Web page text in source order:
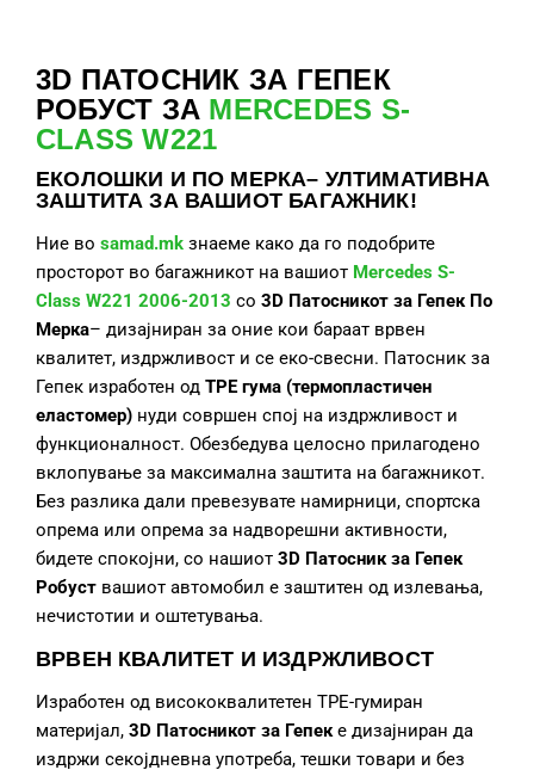
3D ПАТОСНИК ЗА ГЕПЕК
РОБУСТ ЗА MERCEDES S-
CLASS W221
ЕКОЛОШКИ И ПО МЕРКА– УЛТИМАТИВНА
ЗАШТИТА ЗА ВАШИОТ БАГАЖНИК!
Ние во samad.mk знаеме како да го подобрите
просторот во багажникот на вашиот Mercedes S-
Class W221 2006-2013 со 3D Патосникот за Гепек По
Мерка– дизајниран за оние кои бараат врвен
квалитет, издржливост и се еко-свесни. Патосник за
Гепек изработен од TPE гума (термопластичен
еластомер) нуди совршен спој на издржливост и
функционалност. Обезбедува целосно прилагодено
вклопување за максимална заштита на багажникот.
Без разлика дали превезувате намирници, спортска
опрема или опрема за надворешни активности,
бидете спокојни, со нашиот 3D Патосник за Гепек
Робуст вашиот автомобил е заштитен од излевања,
нечистотии и оштетувања.
ВРВЕН КВАЛИТЕТ И ИЗДРЖЛИВОСТ
Изработен од висококвалитетен TPE-гумиран
материјал, 3D Патосникот за Гепеке дизајниран да
издржи секојдневна употреба, тешки товари и без